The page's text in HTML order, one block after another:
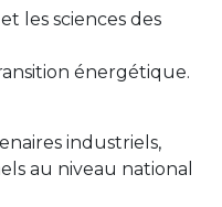
les sciences des
énergétique.
industriels,
au niveau national